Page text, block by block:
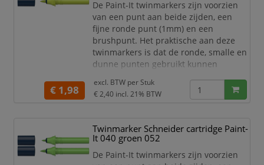
De Paint-It twinmarkers zijn voorzien
van een punt aan beide zijden, een
fijne ronde punt (1mm) en een
brushpunt. Het praktische aan deze
twinmarkers is dat de ronde, smalle en
dunne punten gebruikt kunnen
dikkere punten gebruikt kunnen
worden om grotere schrijf- en
egaal in te kleuren. Zo haal je met de
twinmarkers verschillende functies in
huis met één product! De 30 levend
€ 1,98
excl. BTW per Stuk
€ 2,40 incl. 21% BTW
Twinmarker Schneider cartridge Paint-
It 040 groen 052
De Paint-It twinmarkers zijn voorzien